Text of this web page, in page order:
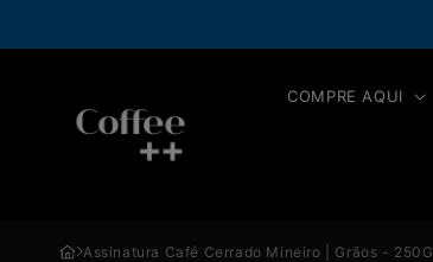
conteúdo
COMPRE AQUI
Assinatura Café Cerrado Mineiro | Grãos - 250G